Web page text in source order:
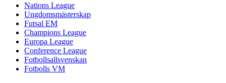
Nations League
Ungdomsmästerskap
Futsal EM
Champions League
Europa League
Conference League
Fotbollsallsvenskan
Fotbolls VM